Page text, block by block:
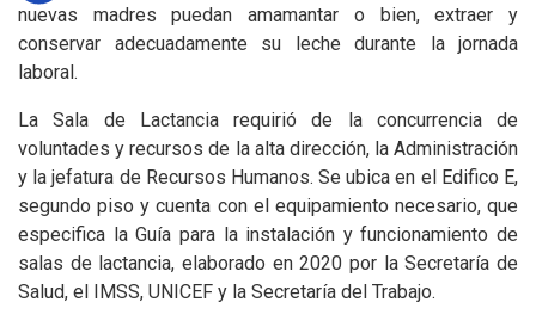
nuevas madres puedan amamantar o bien, extraer y
conservar adecuadamente su leche durante la jornada
laboral.
La Sala de Lactancia requirió de la concurrencia de
voluntades y recursos de la alta dirección, la Administración
y la jefatura de Recursos Humanos. Se ubica en el Edifico E,
segundo piso y cuenta con el equipamiento necesario, que
especifica la Guía para la instalación y funcionamiento de
salas de lactancia, elaborado en 2020 por la Secretaría de
Salud, el IMSS, UNICEF y la Secretaría del Trabajo.